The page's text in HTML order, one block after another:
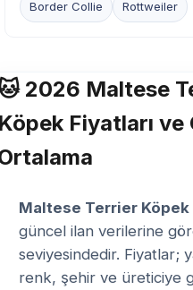
Border Collie Rottweiler
2026 Maltese
Fiyatları ve
Maltese Terrier Köpek
güncel ilan verilerine
seviyesindedir. Fiyatlar;
renk, şehir ve üreticiye